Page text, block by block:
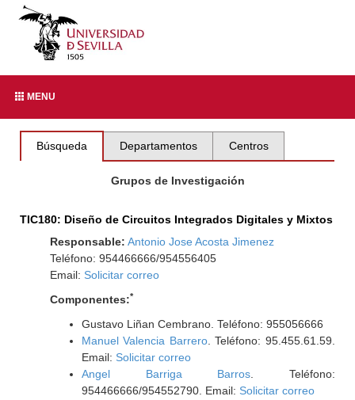
MENU
Búsqueda Departamentos Centros
Grupos de Investigación
TIC180: Diseño de Circuitos Integrados Digitales y Mixtos
Responsable: Antonio Jose Acosta Jimenez
Teléfono: 954466666/954556405
Email: Solicitar correo
Componentes:*
Gustavo Liñan Cembrano. Teléfono: 955056666
Manuel Valencia Barrero. Teléfono: 95.455.61.59.
Email: Solicitar correo
Angel Barriga Barros . Teléfono:
954466666/954552790. Email: Solicitar correo